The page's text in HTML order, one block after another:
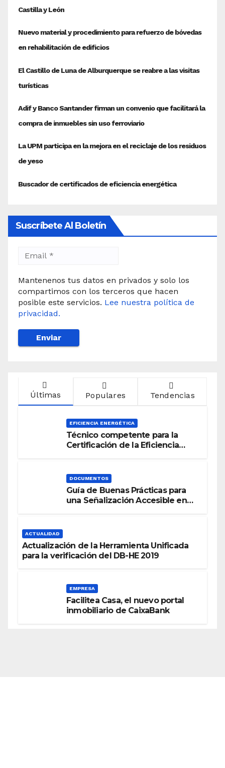
Suscríbete Al Boletín
Mantenenos tus datos en privados y solo los
compartimos con los terceros que hacen
posible este servicios. Lee nuestra política de
privacidad.
Últimas Populares Tendencias
EFICIENCIA ENERGÉTICA
Técnico competente para la
Certificación de la Eficiencia
DOCUMENTOS
Guía de Buenas Prácticas para
una Señalización Accesible en
ACTUALIDAD
Actualización de la Herramienta Unificada
para la verificación del DB-HE 2019
EMPRESA
Facilitea Casa, el nuevo portal
inmobiliario de CaixaBank